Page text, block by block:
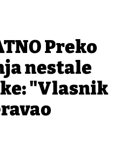
Preko
nestale
"Vlasnik